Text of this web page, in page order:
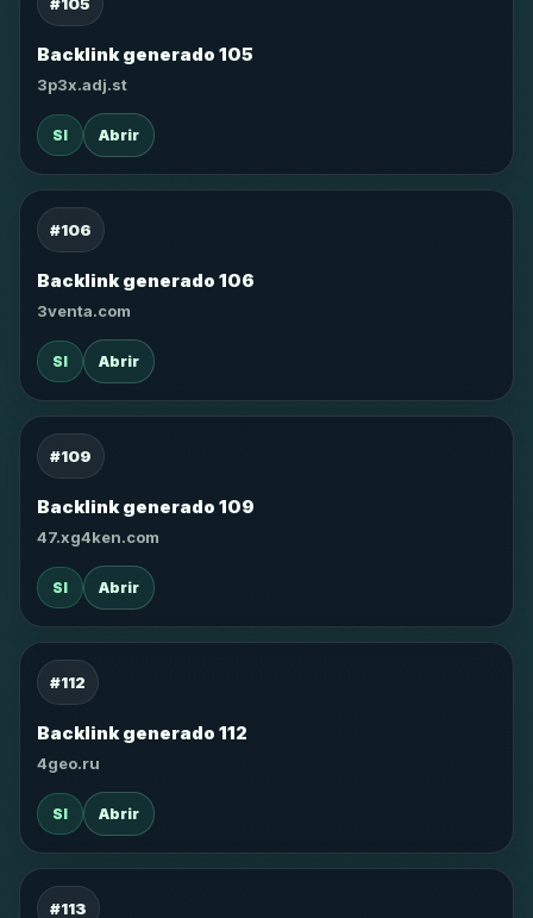
Backlink generado 105
3p3x.adj.st
SI Abrir
#106
Backlink generado 106
3venta.com
SI Abrir
#109
Backlink generado 109
47.xg4ken.com
SI Abrir
#112
Backlink generado 112
4geo.ru
SI Abrir
#113